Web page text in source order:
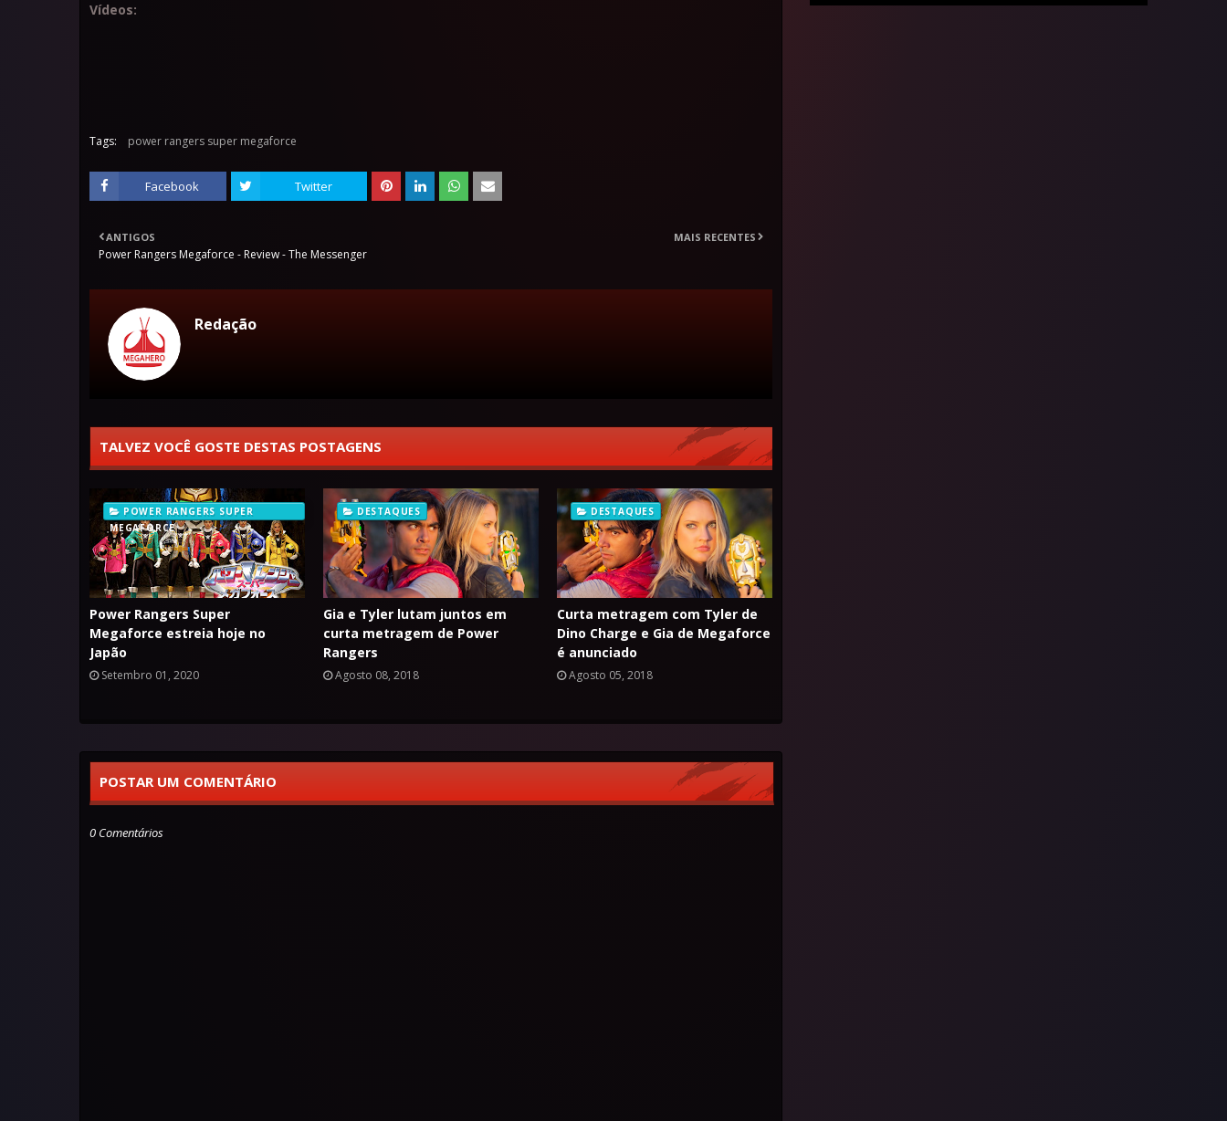
Vídeos:
Tags: power rangers super megaforce
Facebook Twitter
MAIS RECENTES
ANTIGOS
Power Rangers Megaforce - Review - The Messenger
Redação
TALVEZ VOCÊ GOSTE DESTAS POSTAGENS
POWER RANGERS SUPER
MEGAFORCE
Power Rangers Super
Megaforce estreia hoje no
Japão
Setembro 01, 2020
DESTAQUES
Gia e Tyler lutam juntos em
curta metragem de Power
Rangers
Agosto 08, 2018
DESTAQUES
Curta metragem com Tyler de
Dino Charge e Gia de Megaforce
é anunciado
Agosto 05, 2018
POSTAR UM COMENTÁRIO
0 Comentários